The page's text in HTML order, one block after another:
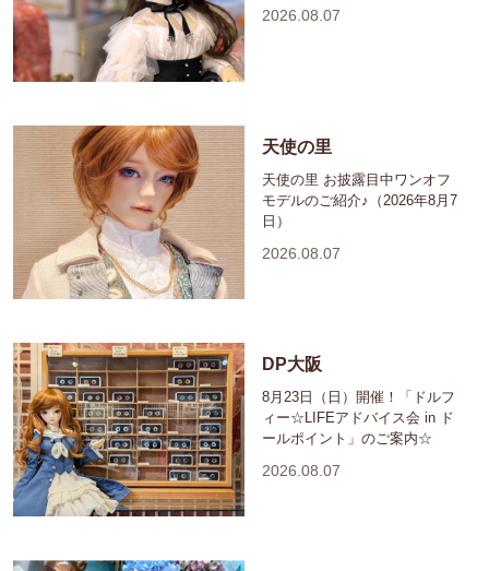
2026.08.07
天使の里
天使の里 お披露目中ワンオフ
モデルのご紹介♪（2026年8月7
日）
2026.08.07
DP大阪
8月23日（日）開催！「ドルフ
ィー☆LIFEアドバイス会 in ド
ールポイント」のご案内☆
2026.08.07